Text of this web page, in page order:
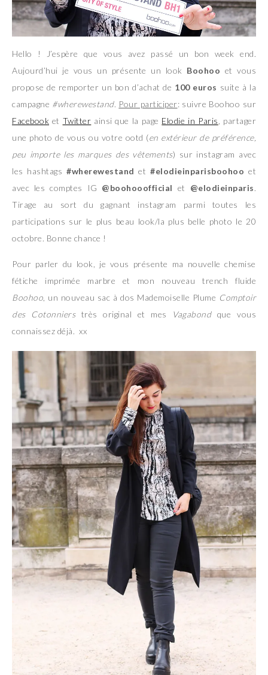
Hello ! J’espère que vous avez passé un bon week end.
Aujourd’hui je vous un présente un look Boohoo et vous
propose de remporter un bon d’achat de 100 euros suite à la
campagne #wherewestand. Pour participer: suivre Boohoo sur
Facebook et Twitter ainsi que la page Elodie in Paris , partager
une photo de vous ou votre ootd (en extérieur de préférence,
peu importe les marques des vêtements) sur instagram avec
les hashtags#wherewestand et#elodieinparisboohoo et
avec les comptes IG @boohooofficial et @elodieinparis.
Tirage au sort du gagnant instagram parmi toutes les
participations sur le plus beau look/la plus belle photo le 20
octobre. Bonne chance !
Pour parler du look, je vous présente ma nouvelle chemise
fétiche imprimée marbre et mon nouveau trench fluide
Boohoo , un nouveau sac à dos Mademoiselle Plume Comptoir
des Cotonnierstrès original et mes Vagabondque vous
connaissez déjà. xx